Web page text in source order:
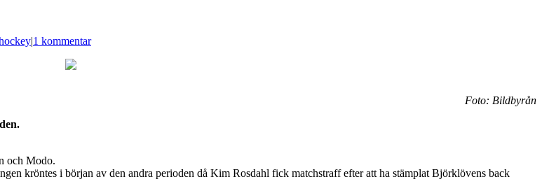
|1 kommentar
Foto: Bildbyrån
och Modo.
kröntes i början av den andra perioden då Kim Rosdahl fick matchstraff efter att ha stämplat Björklövens back